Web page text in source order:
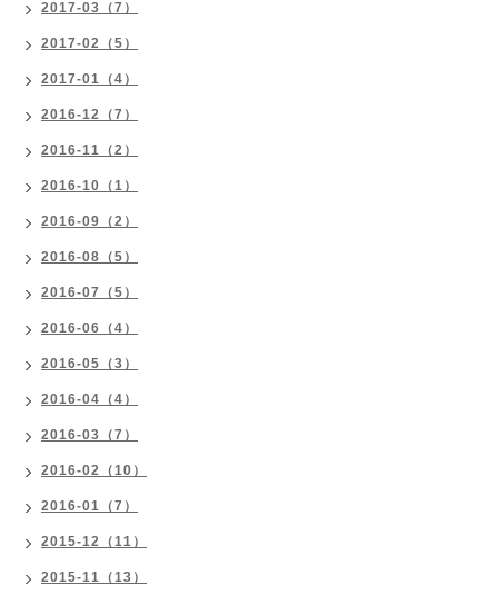
2017-03（7）
2017-02（5）
2017-01（4）
2016-12（7）
2016-11（2）
2016-10（1）
2016-09（2）
2016-08（5）
2016-07（5）
2016-06（4）
2016-05（3）
2016-04（4）
2016-03（7）
2016-02（10）
2016-01（7）
2015-12（11）
2015-11（13）